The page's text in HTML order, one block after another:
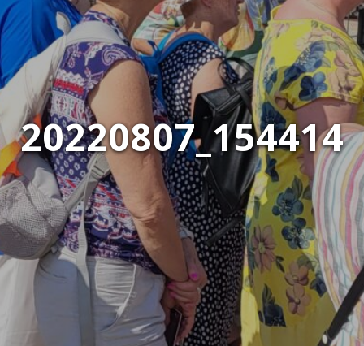
20220807_154414